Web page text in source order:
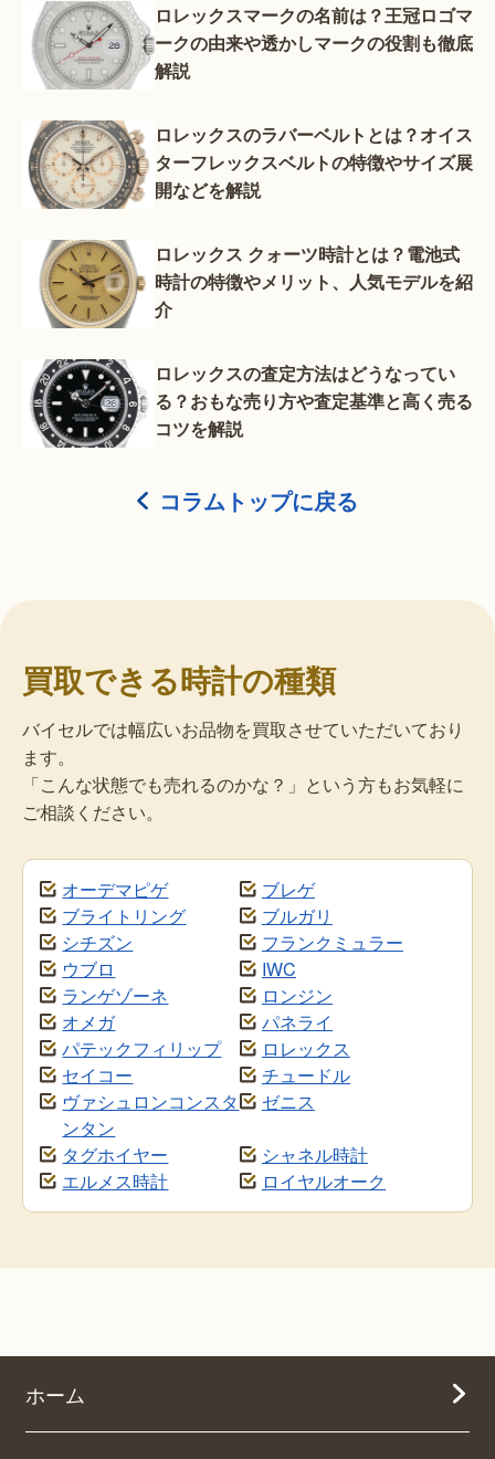
ロレックスマークの名前は？王冠ロゴマ
ークの由来や透かしマークの役割も徹底
解説
ロレックスのラバーベルトとは？オイス
ターフレックスベルトの特徴やサイズ展
開などを解説
ロレックス クォーツ時計とは？電池式
時計の特徴やメリット、人気モデルを紹
介
ロレックスの査定方法はどうなってい
る？おもな売り方や査定基準と高く売る
コツを解説
コラムトップに戻る
買取できる時計の種類
バイセルでは幅広いお品物を買取させていただいており
ます。
「こんな状態でも売れるのかな？」という方もお気軽に
ご相談ください。
オーデマピゲ
ブレゲ
ブライトリング
ブルガリ
シチズン
フランクミュラー
ウブロ
IWC
ランゲゾーネ
ロンジン
オメガ
パネライ
パテックフィリップ
ロレックス
セイコー
チュードル
ヴァシュロンコンスタ
ンタン
ゼニス
タグホイヤー
シャネル時計
エルメス時計
ロイヤルオーク
ホーム